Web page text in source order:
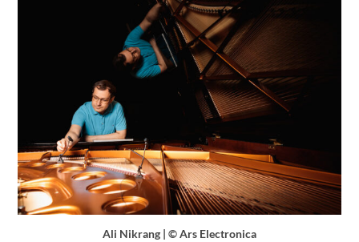
Ali Nikrang | © Ars Electronica